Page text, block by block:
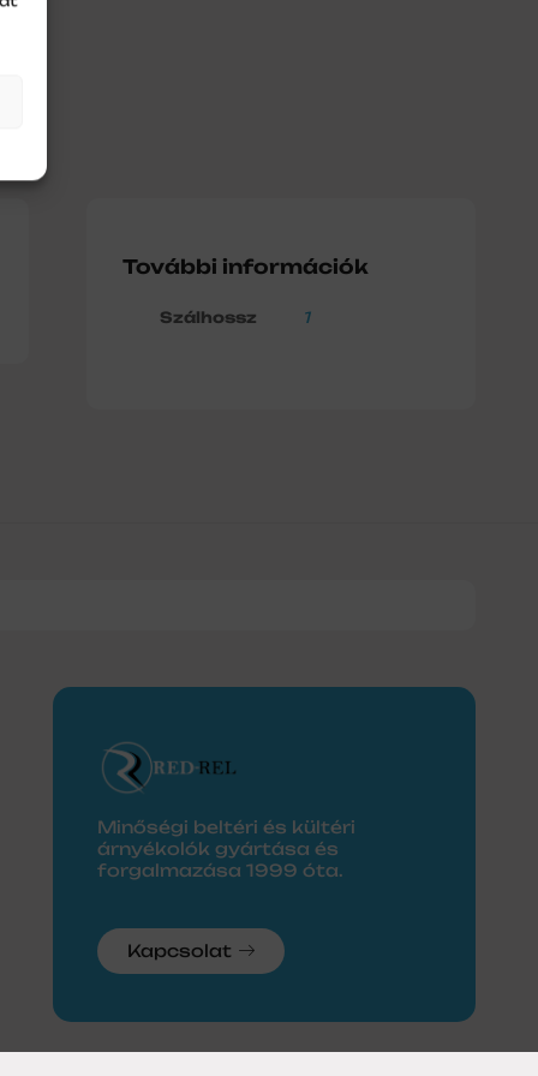
További információk
Szálhossz 1
Minőségi beltéri és kültéri
árnyékolók gyártása és
forgalmazása 1999 óta.
Kapcsolat